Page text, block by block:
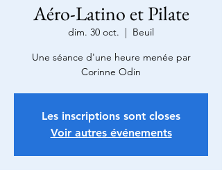
Aéro-Latino et Pilate
dim. 30 oct.
  |
Beuil
Une séance d'une heure menée par
Corinne Odin
Les inscriptions sont closes
Voir autres événements